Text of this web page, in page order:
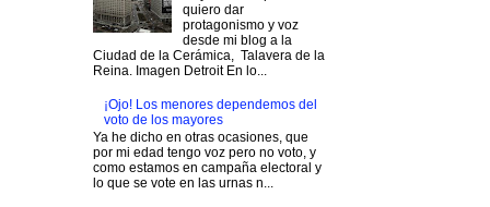
quiero dar
protagonismo y voz
desde mi blog a la
Ciudad de la Cerámica, Talavera de la
Reina. Imagen Detroit En lo...
¡Ojo! Los menores dependemos del
voto de los mayores
Ya he dicho en otras ocasiones, que
por mi edad tengo voz pero no voto, y
como estamos en campaña electoral y
lo que se vote en las urnas n...